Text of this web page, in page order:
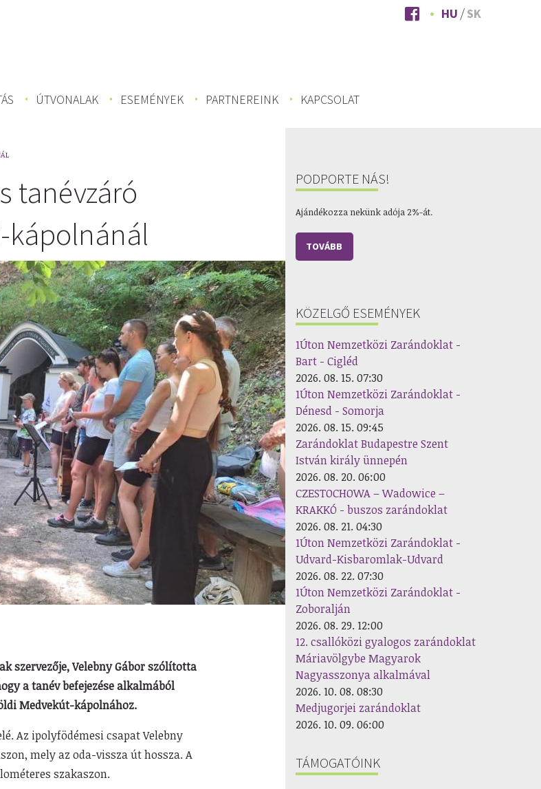
HU SK
ÚTVONALAK ESEMÉNYEK PARTNEREINK KAPCSOLAT
tanévzáró
kápolnánál
szervezője, Velebny Gábor szólította
a tanév befejezése alkalmából
Medvekút-kápolnához.
Az ipolyfödémesi csapat Velebny
mely az oda-vissza út hossza. A
szakaszon.
PODPORTE NÁS!
Ajándékozza nekünk adója 2%-át.
TOVÁBB
KÖZELGŐ ESEMÉNYEK
1Úton Nemzetközi Zarándoklat -
Bart - Cigléd
2026. 08. 15. 07:30
1Úton Nemzetközi Zarándoklat -
Dénesd - Somorja
2026. 08. 15. 09:45
Zarándoklat Budapestre Szent
István király ünnepén
2026. 08. 20. 06:00
CZESTOCHOWA – Wadowice –
KRAKKÓ - buszos zarándoklat
2026. 08. 21. 04:30
1Úton Nemzetközi Zarándoklat -
Udvard-Kisbaromlak-Udvard
2026. 08. 22. 07:30
1Úton Nemzetközi Zarándoklat -
Zoboralján
2026. 08. 29. 12:00
12. csallóközi gyalogos zarándoklat
Máriavölgybe Magyarok
Nagyasszonya alkalmával
2026. 10. 08. 08:30
Medjugorjei zarándoklat
2026. 10. 09. 06:00
TÁMOGATÓINK